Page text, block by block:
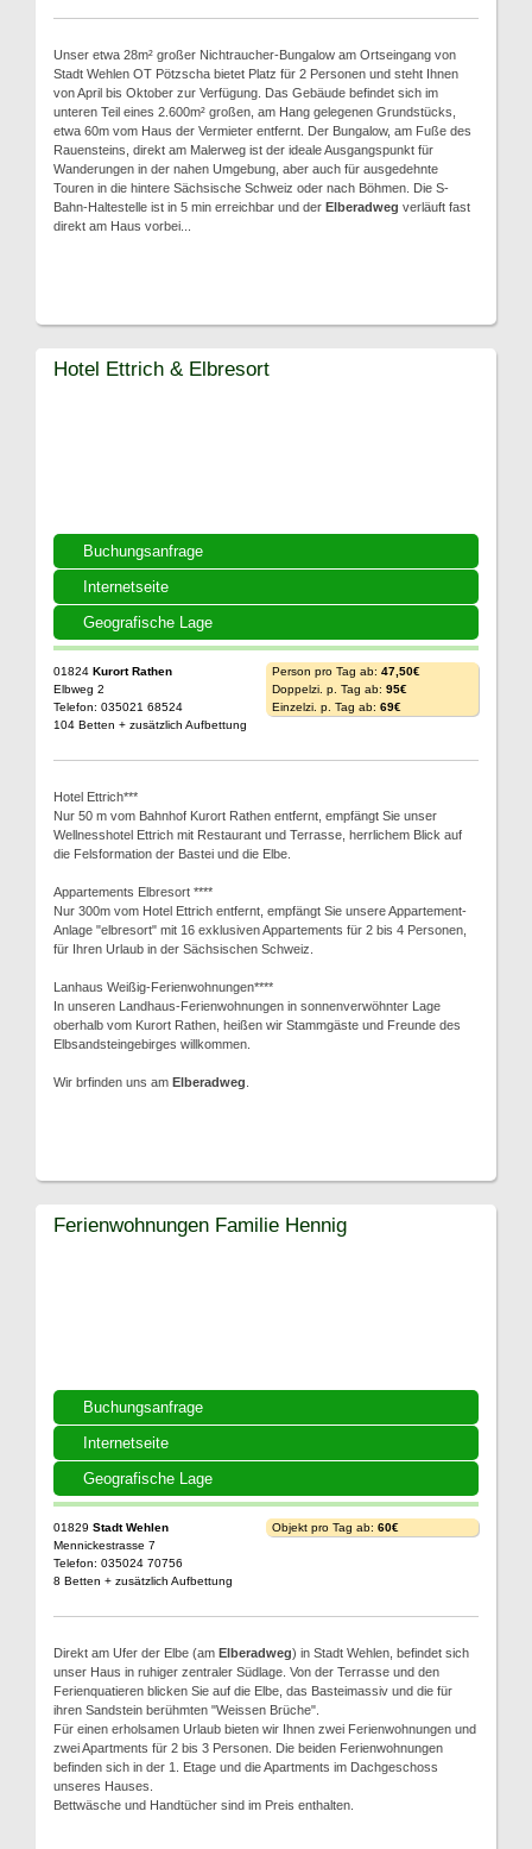
Unser etwa 28m² großer Nichtraucher-Bungalow am Ortseingang von
Stadt Wehlen OT Pötzscha bietet Platz für 2 Personen und steht Ihnen
von April bis Oktober zur Verfügung. Das Gebäude befindet sich im
unteren Teil eines 2.600m² großen, am Hang gelegenen Grundstücks,
etwa 60m vom Haus der Vermieter entfernt. Der Bungalow, am Fuße des
Rauensteins, direkt am Malerweg ist der ideale Ausgangspunkt für
Wanderungen in der nahen Umgebung, aber auch für ausgedehnte
Touren in die hintere Sächsische Schweiz oder nach Böhmen. Die S-
Bahn-Haltestelle ist in 5 min erreichbar und der Elberadweg verläuft fast
direkt am Haus vorbei...
Buchungsanfrage
Internetseite
Geografische Lage
Hotel Ettrich & Elbresort
01824 Kurort Rathen
Elbweg 2
Telefon: 035021 68524
104 Betten + zusätzlich Aufbettung
Person pro Tag ab: 47,50€
Doppelzi. p. Tag ab: 95€
Einzelzi. p. Tag ab: 69€
Hotel Ettrich***
Nur 50 m vom Bahnhof Kurort Rathen entfernt, empfängt Sie unser
Wellnesshotel Ettrich mit Restaurant und Terrasse, herrlichem Blick auf
die Felsformation der Bastei und die Elbe.
Appartements Elbresort ****
Nur 300m vom Hotel Ettrich entfernt, empfängt Sie unsere Appartement-
Anlage "elbresort" mit 16 exklusiven Appartements für 2 bis 4 Personen,
für Ihren Urlaub in der Sächsischen Schweiz.
Lanhaus Weißig-Ferienwohnungen****
In unseren Landhaus-Ferienwohnungen in sonnenverwöhnter Lage
oberhalb vom Kurort Rathen, heißen wir Stammgäste und Freunde des
Elbsandsteingebirges willkommen.
Wir brfinden uns am Elberadweg
Buchungsanfrage
Internetseite
Geografische Lage
Ferienwohnungen Familie Hennig
01829 Stadt Wehlen
Mennickestrasse 7
Telefon: 035024 70756
8 Betten + zusätzlich Aufbettung
Objekt pro Tag ab: 60€
Direkt am Ufer der Elbe (am Elberadweg) in Stadt Wehlen, befindet sich
unser Haus in ruhiger zentraler Südlage. Von der Terrasse und den
Ferienquatieren blicken Sie auf die Elbe, das Basteimassiv und die für
ihren Sandstein berühmten "Weissen Brüche".
Für einen erholsamen Urlaub bieten wir Ihnen zwei Ferienwohnungen und
zwei Apartments für 2 bis 3 Personen. Die beiden Ferienwohnungen
befinden sich in der 1. Etage und die Apartments im Dachgeschoss
unseres Hauses.
Bettwäsche und Handtücher sind im Preis enthalten.